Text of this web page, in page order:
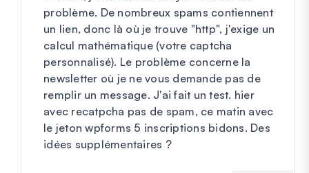
problème. De nombreux spams contiennent
un lien, donc là où je trouve "http", j'exige un
calcul mathématique (votre captcha
personnalisé). Le problème concerne la
newsletter où je ne vous demande pas de
remplir un message. J'ai fait un test. hier
avec recatpcha pas de spam, ce matin avec
le jeton wpforms 5 inscriptions bidons. Des
idées supplémentaires ?